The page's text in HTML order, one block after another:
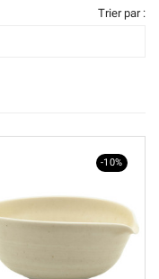
Trier par :
-10%